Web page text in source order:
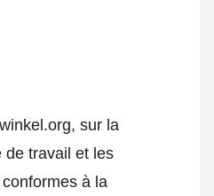
sur la
de travail et les
à la